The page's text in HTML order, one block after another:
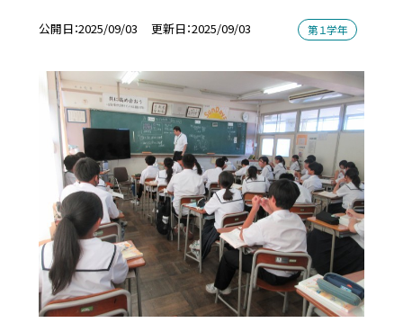
公開日 2025/09/03 更新日 2025/09/03 第１学年